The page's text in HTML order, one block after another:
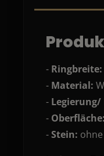
- Ringbreite:
- Material:
-
- Oberfläche:
-Stein: